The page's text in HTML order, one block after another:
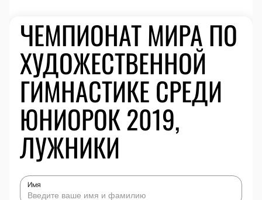
ЧЕМПИОНАТ МИРА ПО
ХУДОЖЕСТВЕННОЙ
ГИМНАСТИКЕ СРЕДИ
ЮНИОРОК 2019,
ЛУЖНИКИ
Имя